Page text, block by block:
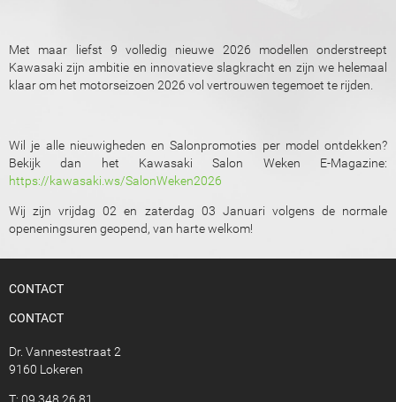
Met maar liefst 9 volledig nieuwe 2026 modellen onderstreept
Kawasaki zijn ambitie en innovatieve slagkracht en zijn we helemaal
klaar om het motorseizoen 2026 vol vertrouwen tegemoet te rijden.
Wil je alle nieuwigheden en Salonpromoties per model ontdekken?
Bekijk dan het Kawasaki Salon Weken E-Magazine:
https://kawasaki.ws/SalonWeken2026
Wij zijn vrijdag 02 en zaterdag 03 Januari volgens de normale
openeningsuren geopend, van harte welkom!
CONTACT
CONTACT
Dr. Vannestestraat 2
9160 Lokeren
T: 09 348 26 81